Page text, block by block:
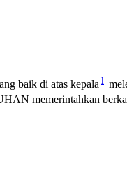
baik di atas kepala l
memerintahkan